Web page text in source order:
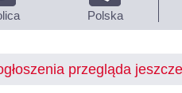
Polska
przegląda